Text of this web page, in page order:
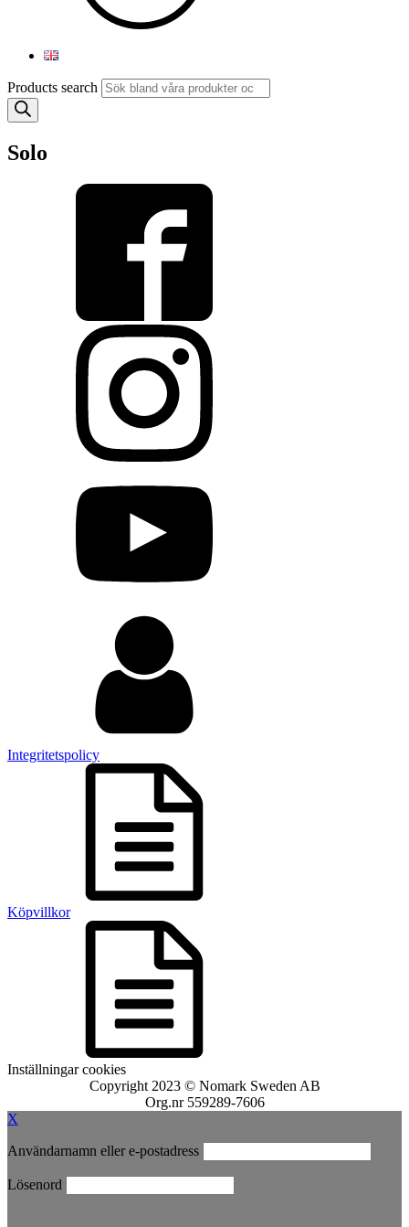
Products search
Solo
Integritetspolicy
Köpvillkor
Inställningar cookies
Copyright 2023 © Nomark Sweden AB
Org.nr 559289-7606
X
Användarnamn eller e-postadress
Lösenord